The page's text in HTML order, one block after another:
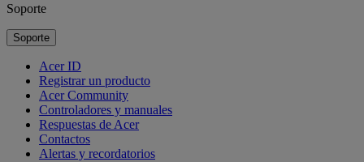
Soporte
Soporte
Acer ID
Registrar un producto
Acer Community
Controladores y manuales
Respuestas de Acer
Contactos
Alertas y recordatorios